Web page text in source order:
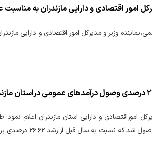
امور اقتصادی و دارایی مازندران به
وزیر و مدیرکل امور اقتصادی و دارایی
نسبت به سال قبل از رشد ۲۶.۶۲ درصدی برخورداربوده است.